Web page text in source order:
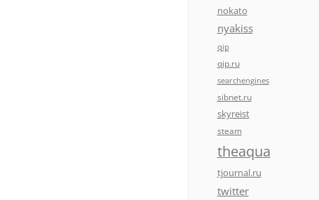
nokato
nyakiss
qip
qip.ru
searchengines
sibnet.ru
skyreist
steam
theaqua
tjournal.ru
twitter